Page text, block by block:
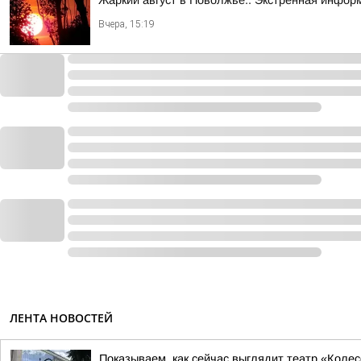
Вчера, 15:19
ЛЕНТА НОВОСТЕЙ